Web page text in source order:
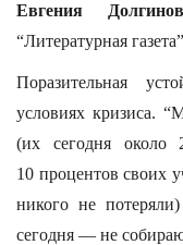
Евгения
“Литературная
Поразительная
условиях кризиса.
(их сегодня около
10 процентов своих
никого не
сегодня — не